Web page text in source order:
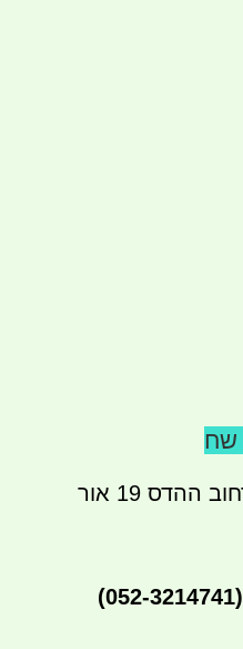
ניתן לבצע איסוף עצמי - רחוב ההדס 19 אור
(052-3214741)